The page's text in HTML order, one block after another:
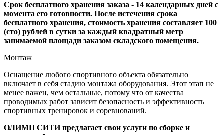
Срок бесплатного хранения заказа - 14 календарных дней с
момента его готовности. После истечения срока
бесплатного хранения, стоимость хранения составляет 100
(сто) рублей в сутки за каждый квадратный метр
занимаемой площади заказом складского помещения.
Монтаж
Оснащение любого спортивного объекта обязательно
включает в себя стадию монтажа оборудования. Этот этап не
менее важен, чем остальные, потому что от качества
проводимых работ зависит безопасность и эффективность
спортивных тренировок и соревнований.
ОЛИМП СИТИ предлагает свои услуги по сборке и